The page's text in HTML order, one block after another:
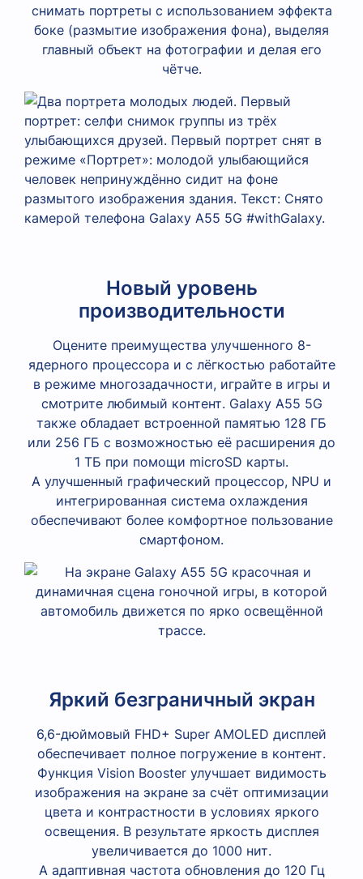
снимать портреты с использованием эффекта
боке (размытие изображения фона), выделяя
главный объект на фотографии и делая его
чётче.
Новый уровень
производительности
Оцените преимущества улучшенного 8-
ядерного процессора и с лёгкостью работайте
в режиме многозадачности, играйте в игры и
смотрите любимый контент. Galaxy A55 5G
также обладает встроенной памятью 128 ГБ
или 256 ГБ с возможностью её расширения до
1 ТБ при помощи microSD карты.
А улучшенный графический процессор, NPU и
интегрированная система охлаждения
обеспечивают более комфортное пользование
смартфоном.
Яркий безграничный экран
6,6-дюймовый FHD+ Super AMOLED дисплей
обеспечивает полное погружение в контент.
Функция Vision Booster улучшает видимость
изображения на экране за счёт оптимизации
цвета и контрастности в условиях яркого
освещения. В результате яркость дисплея
увеличивается до 1000 нит.
А адаптивная частота обновления до 120 Гц